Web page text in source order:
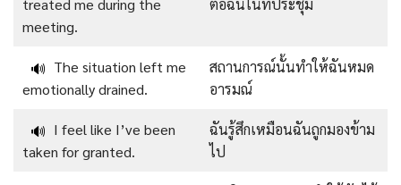
treated me during the
meeting.
ต่อฉันในที่ประชุม
🔊 The situation left me
emotionally drained.
สถานการณ์นั้นทำให้ฉันหมด
อารมณ์
🔊 I feel like I’ve been
taken for granted.
ฉันรู้สึกเหมือนฉันถูกมองข้าม
ไป